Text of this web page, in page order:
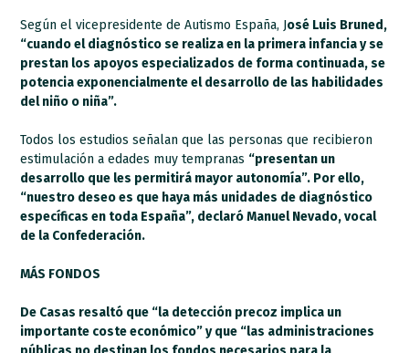
Según el vicepresidente de Autismo España, José Luis Bruned,
“cuando el diagnóstico se realiza en la primera infancia y se
prestan los apoyos especializados de forma continuada, se
potencia exponencialmente el desarrollo de las habilidades
del niño o niña”.
Todos los estudios señalan que las personas que recibieron
estimulación a edades muy tempranas “presentan un
desarrollo que les permitirá mayor autonomía”. Por ello,
“nuestro deseo es que haya más unidades de diagnóstico
específicas en toda España”, declaró Manuel Nevado, vocal
de la Confederación.
MÁS FONDOS
De Casas resaltó que “la detección precoz implica un
importante coste económico” y que “las administraciones